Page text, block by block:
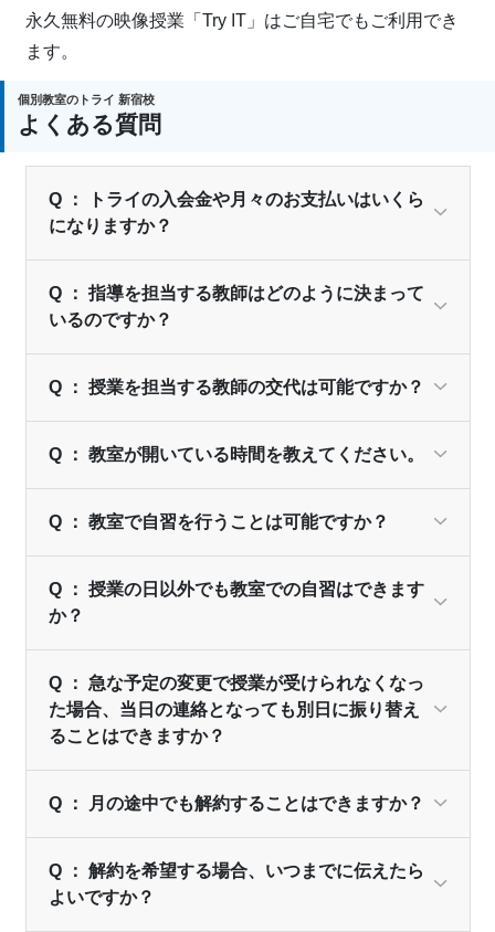
永久無料の映像授業「Try IT」はご自宅でもご利用でき
ます。
個別教室のトライ 新宿校
よくある質問
Q ： トライの入会金や月々のお支払いはいくら
になりますか？
Q ： 指導を担当する教師はどのように決まって
いるのですか？
Q ： 授業を担当する教師の交代は可能ですか？
Q ： 教室が開いている時間を教えてください。
Q ： 教室で自習を行うことは可能ですか？
Q ： 授業の日以外でも教室での自習はできます
か？
Q ： 急な予定の変更で授業が受けられなくなっ
た場合、当日の連絡となっても別日に振り替え
ることはできますか？
Q ： 月の途中でも解約することはできますか？
Q ： 解約を希望する場合、いつまでに伝えたら
よいですか？